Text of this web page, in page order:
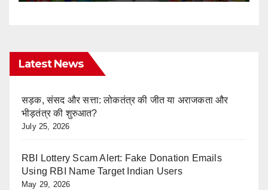
Latest News
सड़क, संसद और सत्ता: लोकतंत्र की जीत या अराजकता और
भीड़तंत्र की शुरुआत?
July 25, 2026
RBI Lottery Scam Alert: Fake Donation Emails
Using RBI Name Target Indian Users
May 29, 2026